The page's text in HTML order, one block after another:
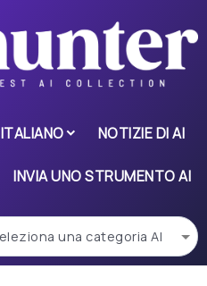
ITALIANO NOTIZIE DI AI
INVIA UNO STRUMENTO AI